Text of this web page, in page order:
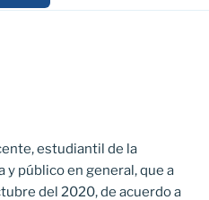
estudiantil de la
y público en general, que a
del 2020, de acuerdo a